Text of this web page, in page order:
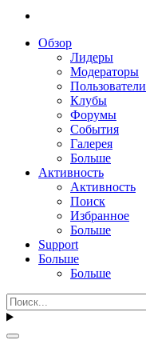
Обзор
Лидеры
Модераторы
Клубы
Форумы
События
Галерея
Больше
Активность
Активность
Поиск
Избранное
Больше
Support
Больше
Больше